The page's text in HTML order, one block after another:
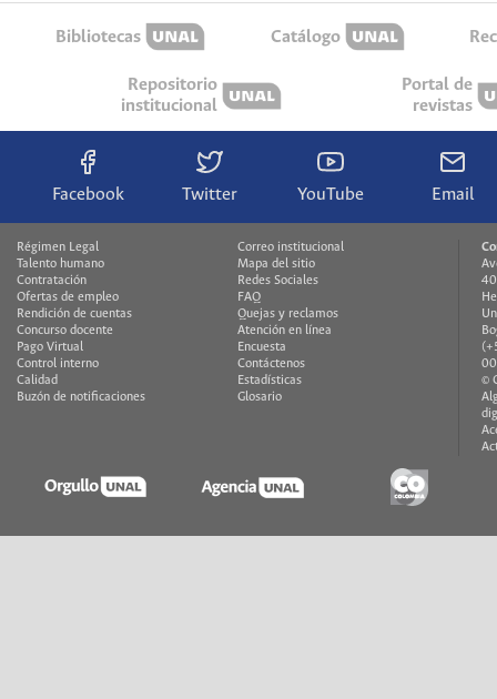
Bibliotecas Catálogo
Repositorio
institucional
Portal de
revistas
Facebook Twitter YouTube Email
Régimen Legal
Talento humano
Contratación
Ofertas de empleo
Rendición de cuentas
Concurso docente
Pago Virtual
Control interno
Calidad
Buzón de notificaciones
Correo institucional
Mapa del sitio
Redes Sociales
FAQ
Quejas y reclamos
Atención en línea
Encuesta
Contáctenos
Estadísticas
Glosario
©